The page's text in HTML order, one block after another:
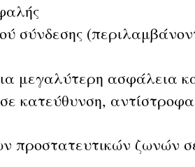
σύνδεσης
μεγαλύτερη ασφάλεια
κατεύθυνση,
προστατευτικών ζωνών